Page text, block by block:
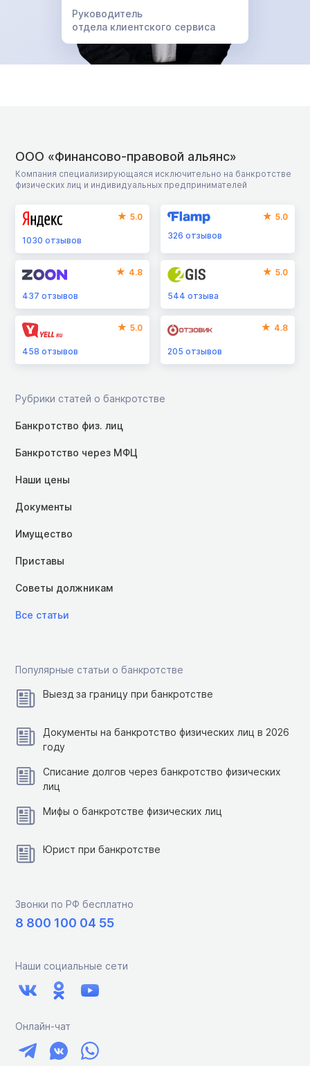
Руководитель
отдела клиентского сервиса
ООО «Финансово-правовой альянс»
Компания специализирующаяся исключительно на банкротстве
физических лиц и индивидуальных предпринимателей
5.0
1030 отзывов
5.0
326отзывов
4.8
437 отзывов
5.0
544отзыва
5.0
458 отзывов
4.8
205отзывов
Рубрики статей о банкротстве
Банкротство физ. лиц
Банкротство через МФЦ
Наши цены
Документы
Имущество
Приставы
Советы должникам
Все статьи
Популярные статьи о банкротстве
Выезд за границу при банкротстве
Документы на банкротство физических лиц в 2026
году
Списание долгов через банкротство физических
лиц
Мифы о банкротстве физических лиц
Юрист при банкротстве
Звонки по РФ бесплатно
8 800 100 04 55
Наши социальные сети
Онлайн-чат